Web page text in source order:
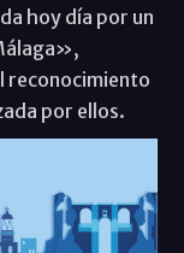
hoy día por un
reconocimiento
por ellos.